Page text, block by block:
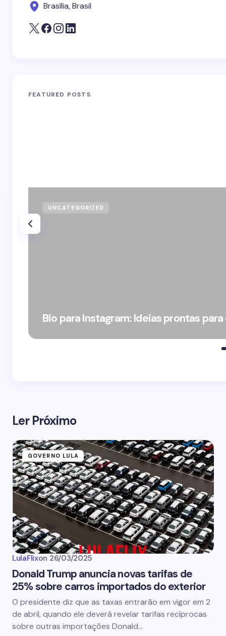
Brasília, Brasil
FEATURED POSTS
UNCATEGORIZED
Bio para Instagram: Ideias prontas
Ler Próximo
GOVERNO LULA
LulaFlixon 26/03/2025
Donald Trump anuncia novas tarifas de
25% sobre carros importados do exterior
O presidente diz que as taxas entrarão em vigor em 2
de abril, quando ele deverá revelar tarifas recíprocas
sobre outras importações Donald…